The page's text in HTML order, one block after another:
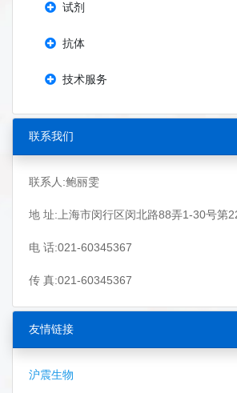
试剂
抗体
技术服务
联系我们
联系人:鲍丽雯
地 址:上海市闵行区闵北路88弄1-30号第
电 话:021-60345367
传 真:021-60345367
友情链接
沪震生物